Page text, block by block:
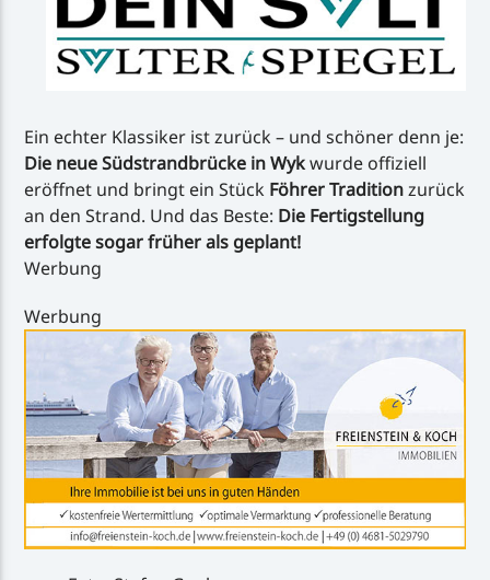
Ein echter Klassiker ist zurück – und schöner denn je:
Die neue Südstrandbrücke in Wykwurde offiziell
eröffnet und bringt ein Stück Föhrer Traditionzurück
an den Strand. Und das Beste: Die Fertigstellung
erfolgte sogar früher als geplant!
Werbung
Werbung